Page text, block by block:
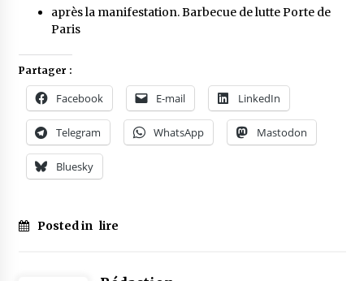
après la manifestation. Barbecue de lutte Porte de
Paris
Partager :
Facebook E-mail LinkedIn
Telegram WhatsApp Mastodon
Bluesky
Posted in lire